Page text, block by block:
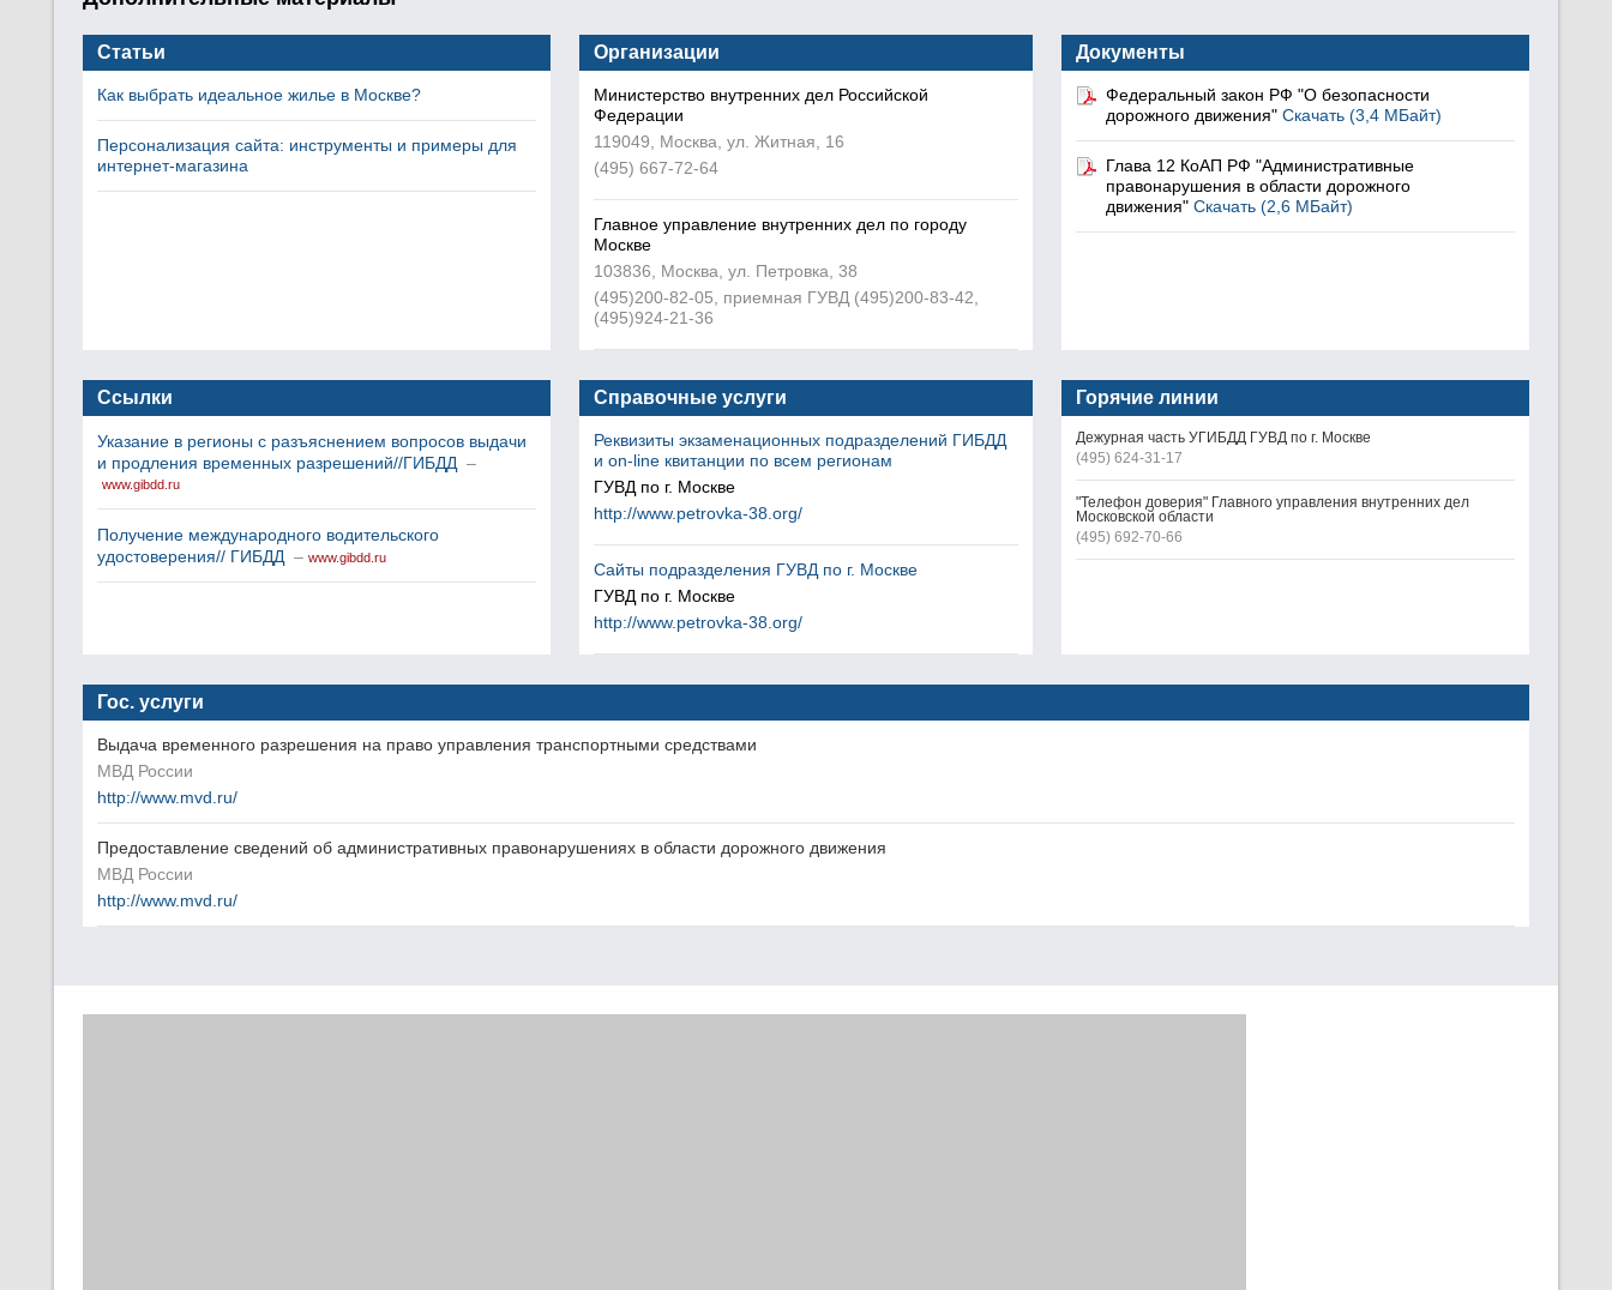
Статьи
Как выбрать идеальное жилье в Москве?
Персонализация сайта: инструменты и примеры для
интернет-магазина
Организации
Министерство внутренних дел Российской
Федерации
119049, Москва, ул. Житная, 16
(495) 667-72-64
Главное управление внутренних дел по городу
Москве
103836, Москва, ул. Петровка, 38
(495)200-82-05, приемная ГУВД (495)200-83-42,
(495)924-21-36
Документы
Федеральный закон РФ "О безопасности
дорожного движения" Скачать (3,4 МБайт)
Глава 12 КоАП РФ "Административные
правонарушения в области дорожного
движения" Скачать (2,6 МБайт)
Ссылки
Указание в регионы с разъяснением вопросов выдачи
и продления временных разрешений//ГИБДД –
www.gibdd.ru
Получение международного водительского
удостоверения// ГИБДД – www.gibdd.ru
Справочные услуги
Реквизиты экзаменационных подразделений ГИБДД
и on-line квитанции по всем регионам
ГУВД по г. Москве
http://www.petrovka-38.org/
Сайты подразделения ГУВД по г. Москве
ГУВД по г. Москве
http://www.petrovka-38.org/
Горячие линии
Дежурная часть УГИБДД ГУВД по г. Москве
(495) 624-31-17
"Телефон доверия" Главного управления внутренних дел
Московской области
(495) 692-70-66
Гос. услуги
Выдача временного разрешения на право управления транспортными средствами
МВД России
http://www.mvd.ru/
Предоставление сведений об административных правонарушениях в области дорожного движения
МВД России
http://www.mvd.ru/